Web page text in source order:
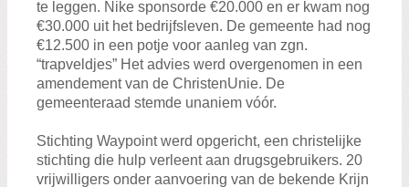
te leggen. Nike sponsorde €20.000 en er kwam nog
€30.000 uit het bedrijfsleven. De gemeente had nog
€12.500 in een potje voor aanleg van zgn.
“trapveldjes” Het advies werd overgenomen in een
amendement van de ChristenUnie. De
gemeenteraad stemde unaniem vóór.
Stichting Waypoint werd opgericht, een christelijke
stichting die hulp verleent aan drugsgebruikers. 20
vrijwilligers onder aanvoering van de bekende Krijn